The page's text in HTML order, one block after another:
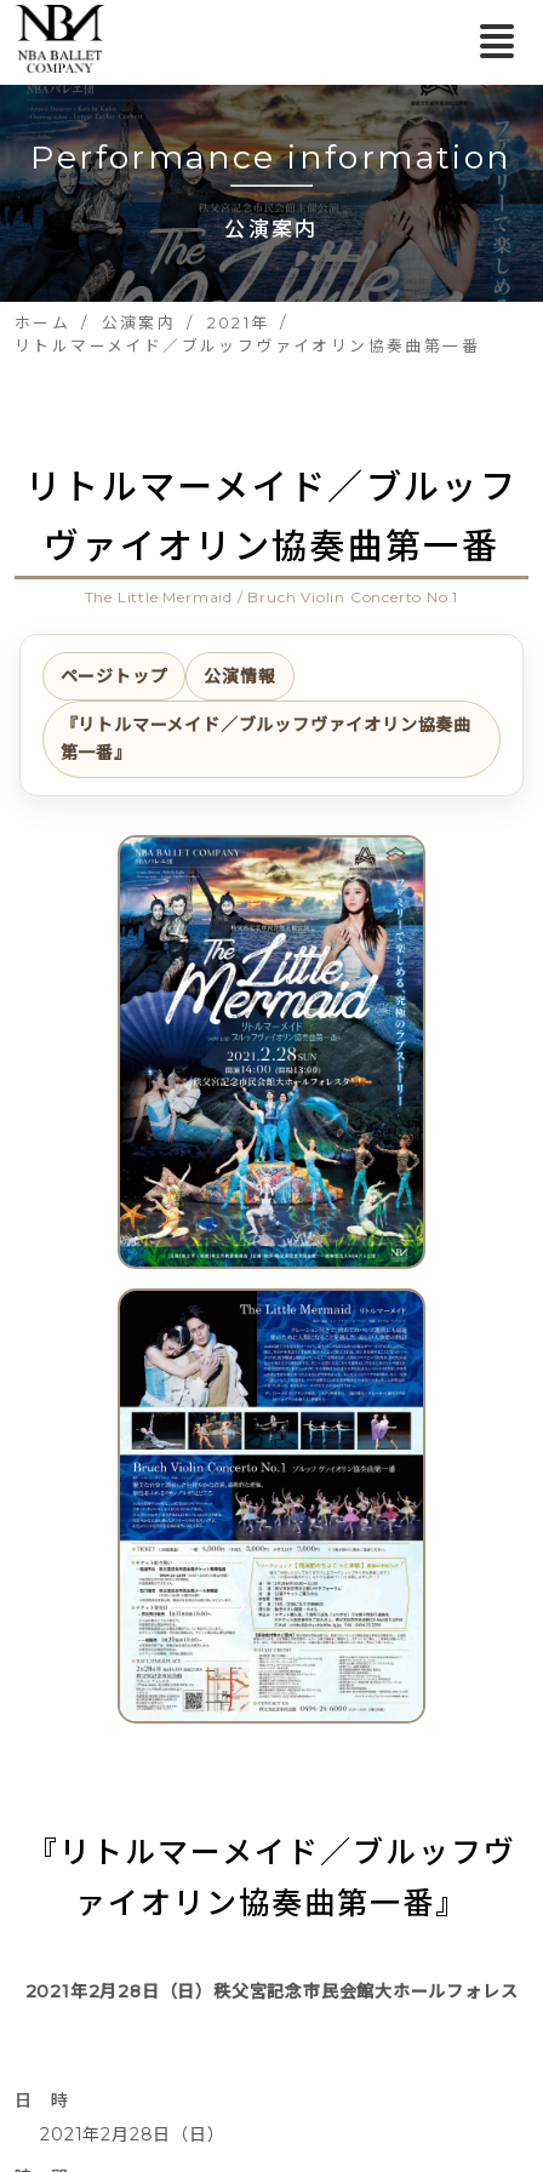
Performance information
公演案内
ホーム 公演案内
2021年
リトルマーメイド／ブルッフヴァイオリン協奏曲第一番
リトルマーメイド／ブルッフ
ヴァイオリン協奏曲第一番
The Little Mermaid / Bruch Violin Concerto No.1
ページトップ 公演情報
『リトルマーメイド／ブルッフヴァイオリン協奏曲
第一番』
『リトルマーメイド／ブルッフヴ
ァイオリン協奏曲第一番』
2021年2月28日（日）秩父宮記念市民会館大ホールフォレス
日 時
2021年2月28日（日）